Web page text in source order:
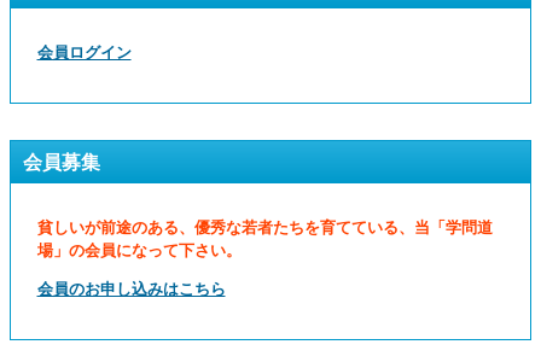
会員ログイン
会員募集
貧しいが前途のある、優秀な若者たちを育てている、当「学問道
場」の会員になって下さい。
会員のお申し込みはこちら